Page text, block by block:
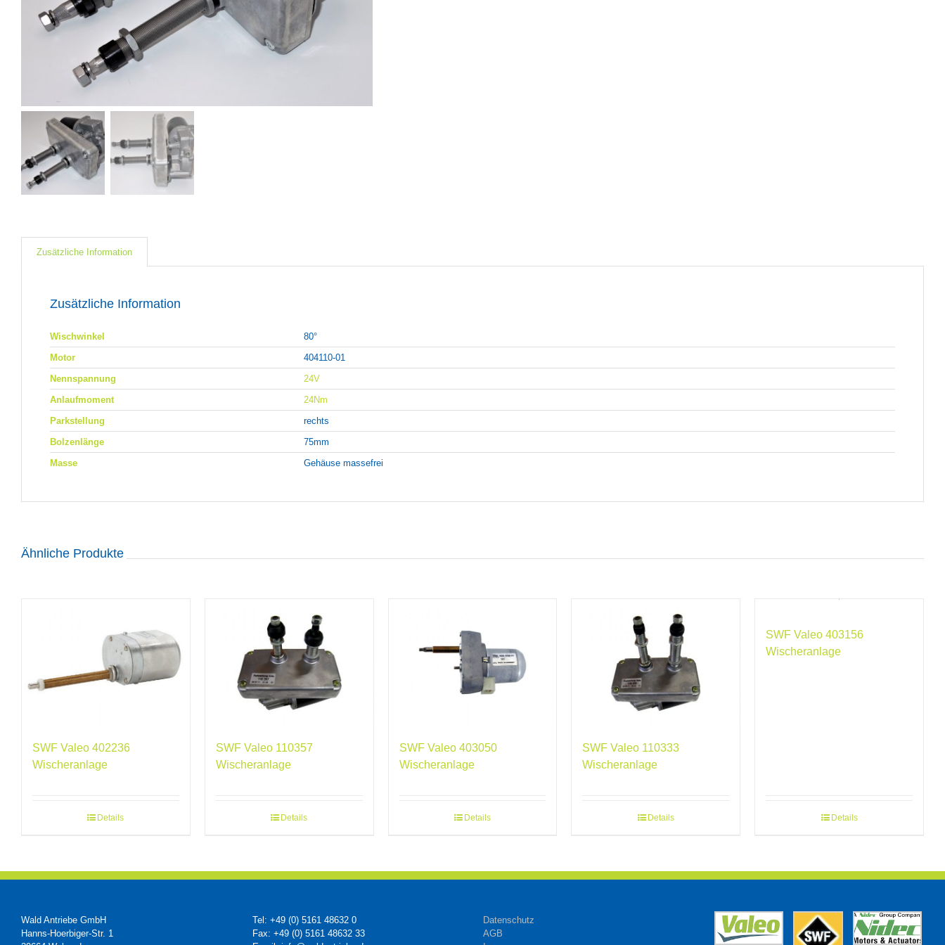
Zusätzliche Information
Zusätzliche Information
Wischwinkel
80°
Motor
404110-01
Nennspannung
24V
Anlaufmoment
24Nm
Parkstellung
rechts
Bolzenlänge
75mm
Masse
Gehäuse massefrei
Ähnliche Produkte
SWF Valeo 402236
Wischeranlage
Details
SWF Valeo 110357
Wischeranlage
Details
SWF Valeo 403050
Wischeranlage
Details
SWF Valeo 110333
Wischeranlage
Details
SWF Valeo 403156
Wischeranlage
Details
Wald Antriebe GmbH
Hanns-Hoerbiger-Str. 1
Tel: +49 (0) 5161 48632 0
Fax: +49 (0) 5161 48632 33
Datenschutz
AGB